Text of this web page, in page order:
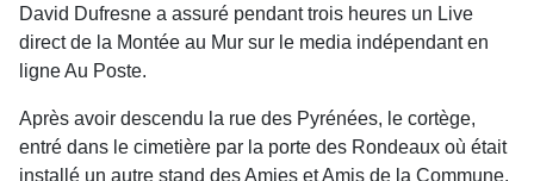
David Dufresne a assuré pendant trois heures un Live
direct de la Montée au Mur sur le media indépendant en
ligne Au Poste.
Après avoir descendu la rue des Pyrénées, le cortège,
entré dans le cimetière par la porte des Rondeaux où était
installé un autre stand des Amies et Amis de la Commune,